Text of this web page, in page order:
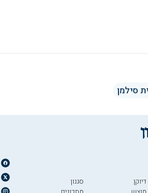
סילמן
דיוקן
סגנון